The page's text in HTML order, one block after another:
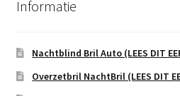
Informatie
Nachtblind Bril Auto (LEES DIT
Overzetbril NachtBril (LEES DIT